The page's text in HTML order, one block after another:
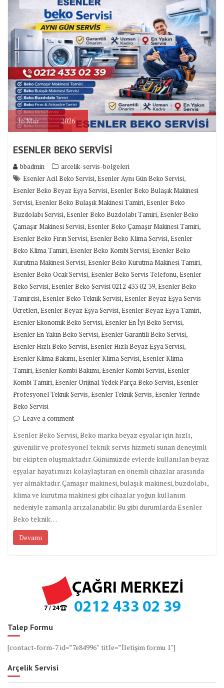
16Mar 2026
ESENLER BEKO SERVİSİ
bbadmin
arcelik-servis-bolgeleri
Esenler Acil Beko Servisi,Esenler Aynı Gün Beko Servisi,
Esenler Beko Beyaz Eşya Servisi,Esenler Beko Bulaşık Makinesi
Servisi,Esenler Beko Bulaşık Makinesi Tamiri,Esenler Beko
Buzdolabı Servisi,Esenler Beko Buzdolabı Tamiri,Esenler Beko
Çamaşır Makinesi Servisi,Esenler Beko Çamaşır Makinesi Tamiri,
Esenler Beko Fırın Servisi,Esenler Beko Klima Servisi,Esenler
Beko Klima Tamiri,Esenler Beko Kombi Servisi,Esenler Beko
Kurutma Makinesi Servisi,Esenler Beko Kurutma Makinesi Tamiri,
Esenler Beko Ocak Servisi,Esenler Beko Servis Telefonu,Esenler
Beko Servisi,Esenler Beko Servisi 0212 433 02 39,Esenler Beko
Tamircisi,Esenler Beko Teknik Servisi,Esenler Beyaz Eşya Servis
Ücretleri,Esenler Beyaz Eşya Servisi,Esenler Beyaz Eşya Tamiri,
Esenler Ekonomik Beko Servisi,Esenler En İyi Beko Servisi,
Esenler En Yakın Beko Servisi,Esenler Garantili Beko Servisi,
Esenler Hızlı Beko Servisi,Esenler Hızlı Beyaz Eşya Servisi,
Esenler Klima Bakımı,Esenler Klima Servisi,Esenler Klima
Tamiri,Esenler Kombi Bakımı,Esenler Kombi Servisi,Esenler
Kombi Tamiri,Esenler Orijinal Yedek Parça Beko Servisi,Esenler
Profesyonel Teknik Servis,Esenler Teknik Servis,Esenler Yerinde
Beko Servisi
Leave a comment
Esenler Beko Servisi, Beko marka beyaz eşyalar için hızlı,
güvenilir ve profesyonel teknik servis hizmeti sunan deneyimli
bir ekipten oluşmaktadır. Günümüzde evlerde kullanılan beyaz
eşyalar hayatımızı kolaylaştıran en önemli cihazlar arasında
yer almaktadır. Çamaşır makinesi, bulaşık makinesi, buzdolabı,
klima ve kurutma makinesi gibi cihazlar yoğun kullanım
nedeniyle zamanla arızalanabilir. Bu gibi durumlarda Esenler
Beko teknik…
Devamı
Talep Formu
[contact-form-7 id=”7e84996″ title=”İletişim formu 1″]
Arçelik Servisi